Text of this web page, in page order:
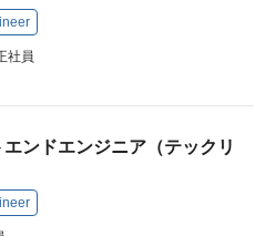
社員
ンドエンジニア（テックリ